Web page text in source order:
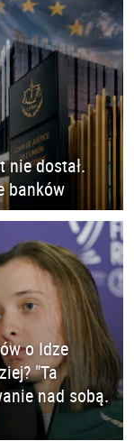
nie dostał.
banków
o Idze
"Ta
nad sobą.